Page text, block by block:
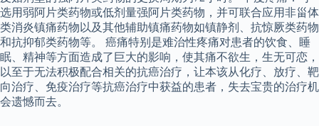
选用弱阿片类药物或低剂量强阿片类药物，并可联合应用非甾体
类消炎镇痛药物以及其他辅助镇痛药物如镇静剂、抗惊厥类药物
和抗抑郁类药物等。 癌痛特别是难治性疼痛对患者的饮食、睡
眠、精神等方面造成了巨大的影响，使其痛不欲生，生无可恋，
以至于无法积极配合相关的抗癌治疗，让本该从化疗、放疗、靶
向治疗、免疫治疗等抗癌治疗中获益的患者，失去宝贵的治疗机
会遗憾而去。